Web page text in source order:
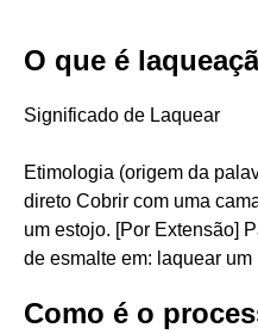
O que é
Significado de Laquear
Etimologia (origem da
direto Cobrir com uma
um estojo. [Por Extensão]
de esmalte em: laquear um
Como é o